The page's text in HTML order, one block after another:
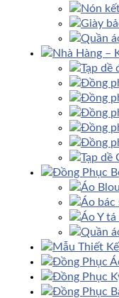
Nón
Giày
Quần
Nhà Hàng –
Tạp dề
Đồng
Đồng
Đồng
Đồng
Đồng
Tạp dề
Đồng Phục
Áo
Áo bác
Áo Y
Quần
Mẫu Thiết
Đồng Phục
Đồng Phục
Đồng Phục